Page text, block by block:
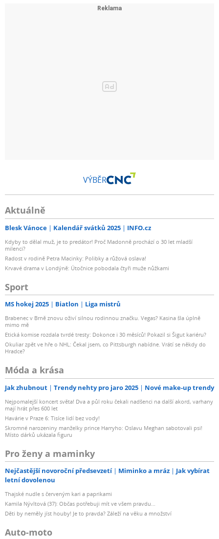
VÝBĚR
Aktuálně
Blesk Vánoce Kalendář svátků 2025 INFO.cz
Kdyby to dělal muž, je to predátor! Proč Madonně prochází o 30 let mladší
milenci?
Radost v rodině Petra Macinky: Polibky a růžová oslava!
Krvavé drama v Londýně: Útočnice pobodala čtyři muže nůžkami
Sport
MS hokej 2025 Biatlon Liga mistrů
Brabenec v Brně znovu oživí silnou rodinnou značku. Vegas? Kasina šla úplně
mimo mě
Etická komise rozdala tvrdé tresty: Dokonce i 30 měsíců! Pokazil si Šigut kariéru?
Okuliar zpět ve hře o NHL: Čekal jsem, co Pittsburgh nabídne. Vrátí se někdy do
Hradce?
Móda a krása
Jak zhubnout Trendy nehty pro jaro 2025 Nové make-up trendy
Nejpomalejší koncert světa! Dva a půl roku čekali nadšenci na další akord, varhany
mají hrát přes 600 let
Havárie v Praze 6: Tisíce lidí bez vody!
Skromné narozeniny manželky prince Harryho: Oslavu Meghan sabotovali psi!
Místo dárků ukázala figuru
Pro ženy a maminky
Nejčastější novoroční předsevzetí Miminko a mráz
Jak vybírat
letní dovolenou
Thajské nudle s červeným kari a paprikami
Kamila Nývltová (37): Občas potřebuji mít ve všem pravdu...
Děti by neměly jíst houby! Je to pravda? Záleží na věku a množství
Auto-moto